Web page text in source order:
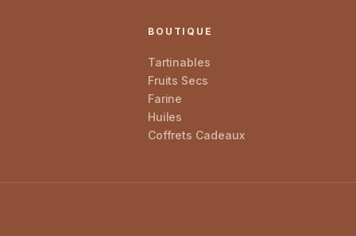
BOUTIQUE
Tartinables
Fruits Secs
Farine
Huiles
Coffrets Cadeaux